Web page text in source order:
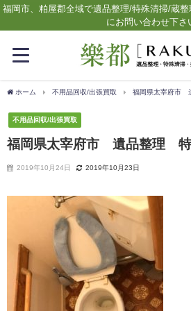
福岡市、粕屋郡全域で遺品整理/特殊清掃/蔵
にお問い合わせ下さ
ホーム 不用品回収/出張買取 福岡県太宰府市
不用品回収/出張買取
福岡県太宰府市 遺品整理
2019年10月24日 2019年10月23日